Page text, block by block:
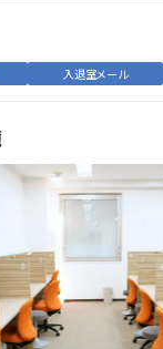
入退室メール